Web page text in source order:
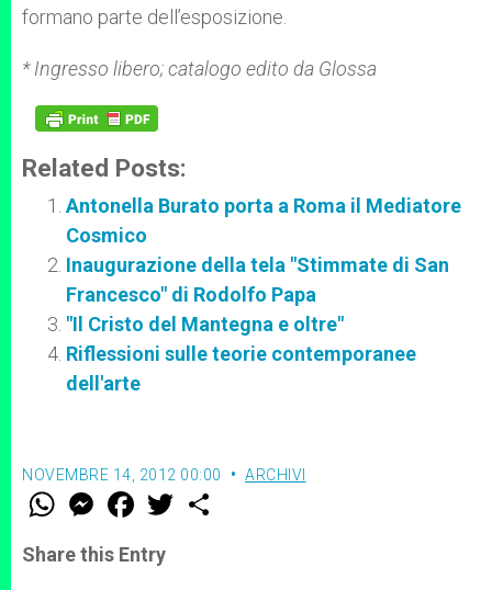
formano parte dell’esposizione.
* Ingresso libero; catalogo edito da Glossa
Related Posts:
Antonella Burato porta a Roma il Mediatore
Cosmico
Inaugurazione della tela "Stimmate di San
Francesco" di Rodolfo Papa
"Il Cristo del Mantegna e oltre"
Riflessioni sulle teorie contemporanee
dell'arte
NOVEMBRE 14, 2012 00:00 ARCHIVI
W
t
s
M
e
s
e
F
a
e
b
w
Share this Entry